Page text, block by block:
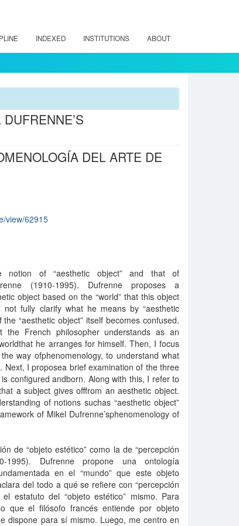
INDEXED INSTITUTIONS ABOUT
DEL ARTE DE
view/62915
notion of “aesthetic object” and that of
(1910-1995). Dufrenne proposes a
object based on the “world” that this object
fully clarify what he means by “aesthetic
“aesthetic object” itself becomes confused.
French philosopher understands as an
he arranges for himself. Then, I focus
way ofphenomenology, to understand what
I proposea brief examination of the three
configured andborn. Along with this, I refer to
a subject gives offfrom an aesthetic object.
of notions suchas “aesthetic object”
of Mikel Dufrenne’sphenomenology of
de “objeto estético” como la de “percepción
1995). Dufrenne propone una ontología
en el “mundo” que este objeto
del todo a qué se refiere con “percepción
estatuto del “objeto estético” mismo. Para
que el filósofo francés entiende por objeto
dispone para sí mismo. Luego, me centro en